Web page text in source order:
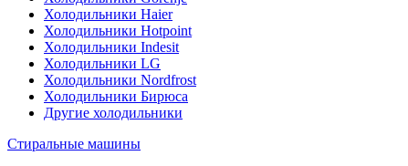
Холодильники Haier
Холодильники Hotpoint
Холодильники Indesit
Холодильники LG
Холодильники Nordfrost
Холодильники Бирюса
Другие холодильники
Стиральные машины